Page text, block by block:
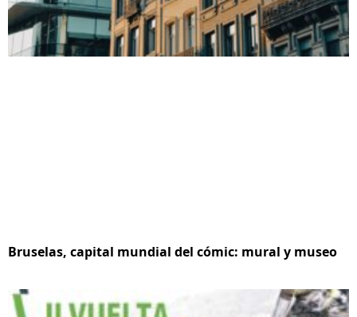
Bruselas, capital mundial del cómic: mural y museo